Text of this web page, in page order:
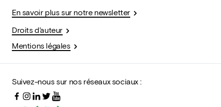
En savoir plus sur notre newsletter
Droits d'auteur
Mentions légales
Suivez-nous sur nos réseaux sociaux :